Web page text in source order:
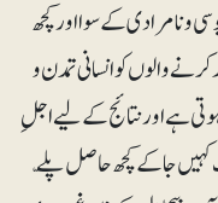
نامرادی کے سوا اور کچھ
والوں کوانسانی تمدن و
ہے اور نتائج کے لیے اجلِ
کہیں جاکے کچھ حاصل پلّے